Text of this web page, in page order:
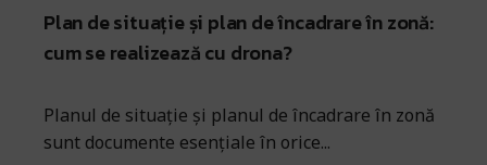
Plan de situație și plan de încadrare în zonă:
cum se realizează cu drona?
Planul de situație și planul de încadrare în zonă
sunt documente esențiale în orice...